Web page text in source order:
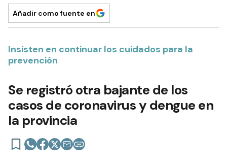
Añadir como fuente en
Insisten en continuar los cuidados para la
prevención
Se registró otra bajante de los
casos de coronavirus y dengue en
la provincia